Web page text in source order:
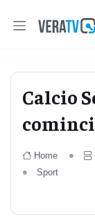
Calcio
Home
Sport